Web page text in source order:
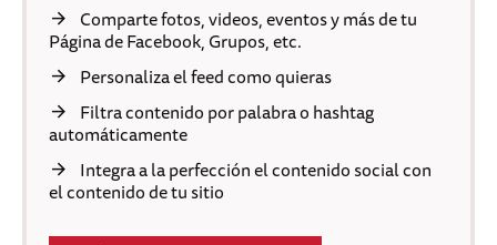
Comparte fotos, videos, eventos y más de tu
Página de Facebook, Grupos, etc.
Personaliza el feed como quieras
Filtra contenido por palabra o hashtag
automáticamente
Integra a la perfección el contenido social con
el contenido de tu sitio